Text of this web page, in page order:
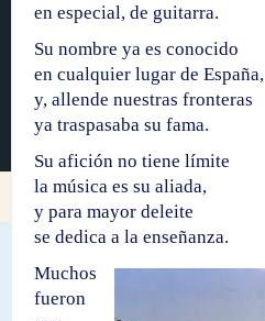
en especial, de guitarra.
Su nombre ya es conocido
en cualquier lugar de España,
y, allende nuestras fronteras
ya traspasaba su fama.
Su afición no tiene límite
la música es su aliada,
y para mayor deleite
se dedica a la enseñanza.
Muchos
fueron